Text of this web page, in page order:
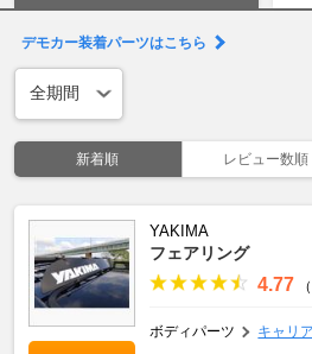
デモカー装着パーツはこちら
新着順 レビュー数順
YAKIMA
フェアリング
4.77
ボディパーツ キャリ